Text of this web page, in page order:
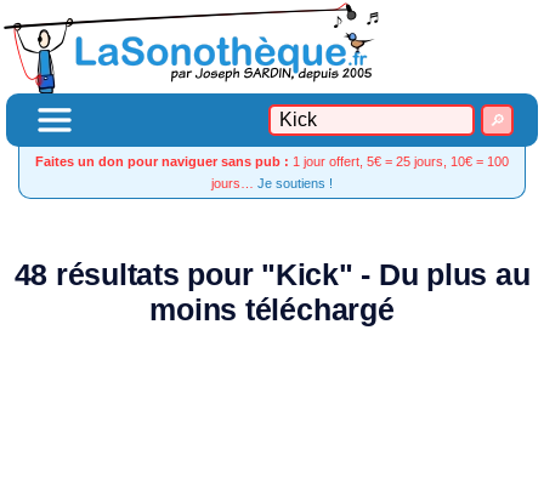
Faites un don pour naviguer sans pub : 1 jour offert, 5€ = 25 jours, 10€ = 100
jours… Je soutiens !
48 résultats pour "Kick" - Du plus au
moins téléchargé